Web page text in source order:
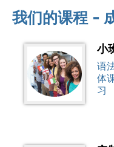
我们的课程 -
小
语
体
习